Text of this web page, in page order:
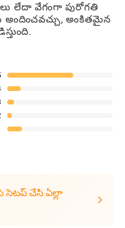
లేదా వేగంగా పురోగతి
అంకితమైన
సెటప్ చేసి ఏల్లా